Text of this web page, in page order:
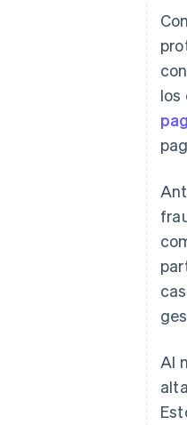
los
Al